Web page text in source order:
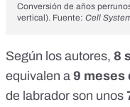
Conversión de años
vertical). Fuente: Cell
Según los autores, 8
equivalen a 9 meses
de labrador son unos